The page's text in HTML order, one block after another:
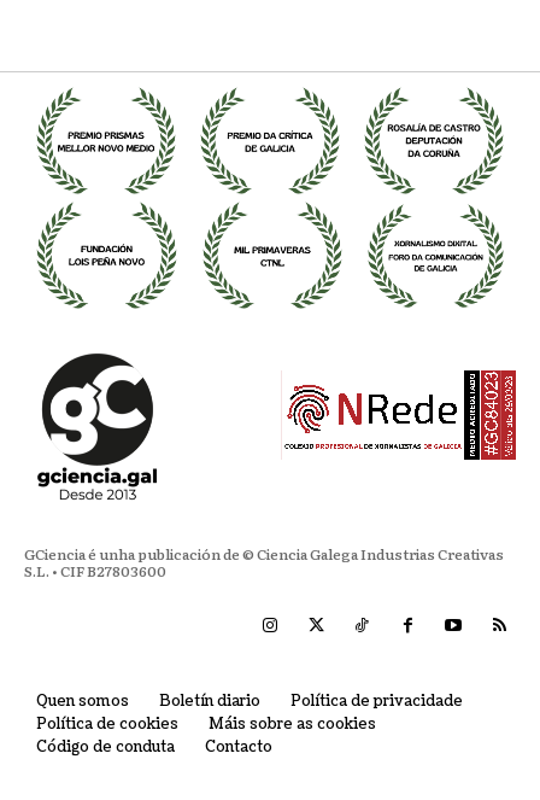
GCiencia é unha publicación de © Ciencia Galega Industrias Creativas
S.L. • CIF B27803600
Quen somos Boletín diario
Política de privacidade
Política de cookies
Máis sobre as cookies
Código de conduta
Contacto